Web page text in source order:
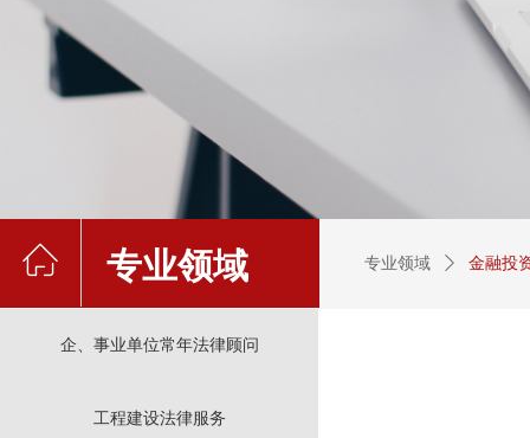
ꀇ 专业领域 专业领域 ꄲ 金融投
ꀇ
ꀇ
企、事业单位常年法律顾问
工程建设法律服务